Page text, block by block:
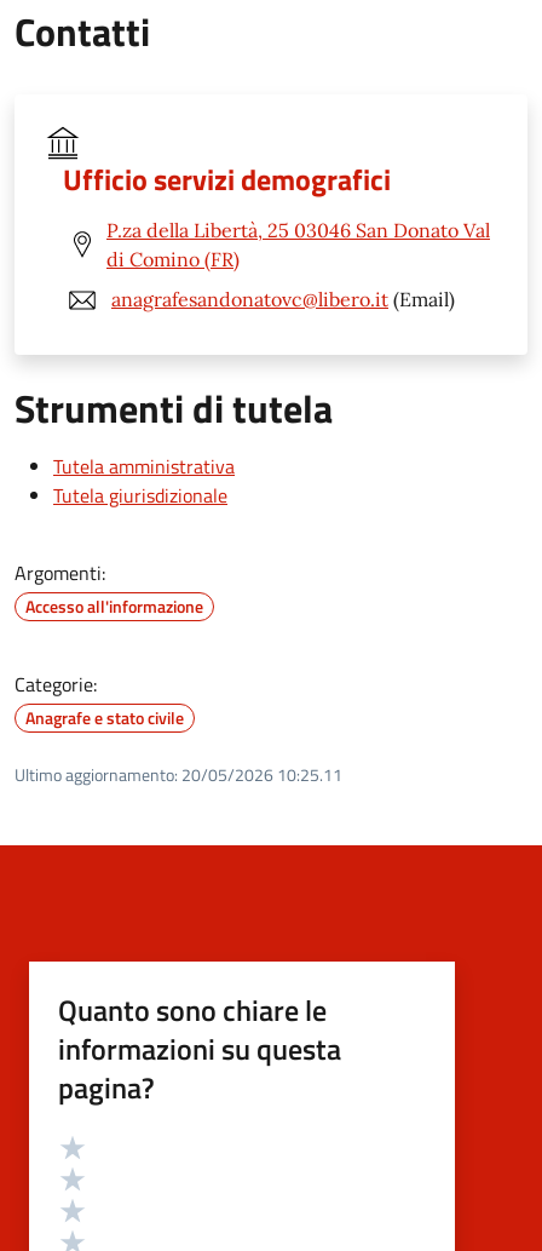
Contatti
Ufficio servizi demografici
P.za della Libertà, 25 03046 San Donato Val
di Comino (FR)
anagrafesandonatovc@libero.it (Email)
Strumenti di tutela
Tutela amministrativa
Tutela giurisdizionale
Argomenti:
Accesso all'informazione
Categorie:
Anagrafe e stato civile
Ultimo aggiornamento: 20/05/2026 10:25.11
Quanto sono chiare le
informazioni su questa
pagina?
Valutazione